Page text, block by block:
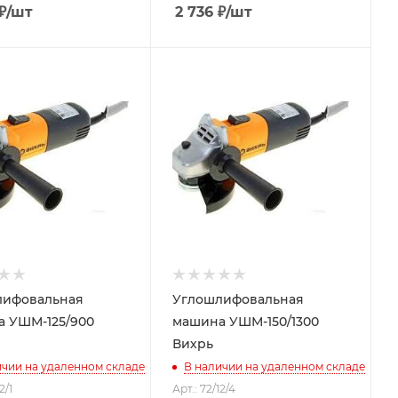
/шт 2 736₽/шт
УШМ-125/900
на удаленном складе
1
Углошлифовальная
машина УШМ-150/1300
Вихрь
В наличии на удаленном складе
Арт.: 72/12/4